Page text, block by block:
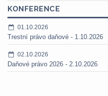
KONFERENCE
01.10.2026
Trestní právo daňové - 1.10.2026
02.10.2026
Daňové právo 2026 - 2.10.2026